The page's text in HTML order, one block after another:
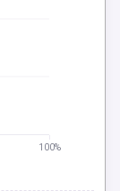
100%